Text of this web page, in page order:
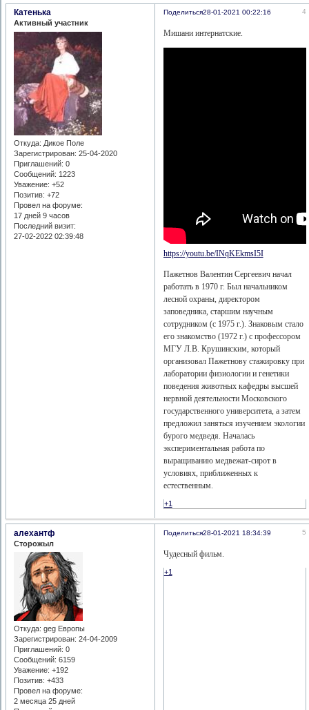
Поделиться 4
28-01-2021 00:22:16
Катенька
Активный участник
Откуда: Дикое Поле
Зарегистрирован: 25-04-2020
Приглашений: 0
Сообщений: 1223
Уважение: +52
Позитив: +72
Провел на форуме:
17 дней 9 часов
Последний визит:
27-02-2022 02:39:48
Мишани интернатские.
https://youtu.be/INqKEkmsI5I
Пажетнов Валентин Сергеевич начал
работать в 1970 г. Был начальником
лесной охраны, директором
заповедника, старшим научным
сотрудником (с 1975 г.). Знаковым стало
его знакомство (1972 г.) с профессором
МГУ Л.В. Крушинским, который
организовал Пажетнову стажировку при
лаборатории физиологии и генетики
поведения животных кафедры высшей
нервной деятельности Московского
государственного университета, а затем
предложил заняться изучением экологии
бурого медведя. Началась
экспериментальная работа по
выращиванию медвежат-сирот в
условиях, приближенных к
естественным.
+1
Поделиться 5
28-01-2021 18:34:39
алехантф
Сторожыл
Откуда: geg Европы
Зарегистрирован: 24-04-2009
Приглашений: 0
Сообщений: 6159
Уважение: +192
Позитив: +433
Провел на форуме:
2 месяца 25 дней
Чудесный фильм.
+1